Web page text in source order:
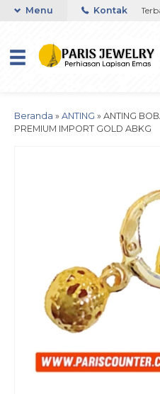
Toko Titanium Lapisan Emas
Menu Kontak
Beranda » ANTING » ANTING
PREMIUM IMPORT GOLD ABKG